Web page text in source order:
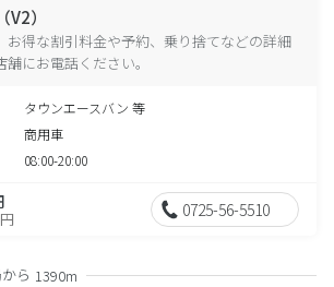
）
お得な割引料金や予約、乗り捨てなどの詳細
にお電話ください。
タウンエースバン 等
商用車
08:00-20:00
0725-56-5510
ら 1390m